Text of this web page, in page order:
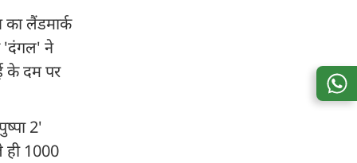
लैंडमार्क
'दंगल' ने
के दम पर
2'
1000